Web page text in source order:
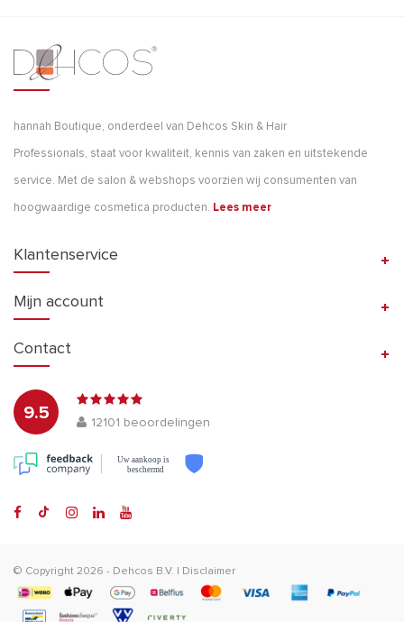
hannah Boutique, onderdeel van Dehcos Skin & Hair
Professionals, staat voor kwaliteit, kennis van zaken en uitstekende
service. Met de salon & webshops voorzien wij consumenten van
hoogwaardige cosmetica producten. Lees meer
Klantenservice
Mijn account
Contact
9.5
12101 beoordelingen
Uw aankoop is
beschermd
© Copyright 2026 - Dehcos B.V. Disclaimer